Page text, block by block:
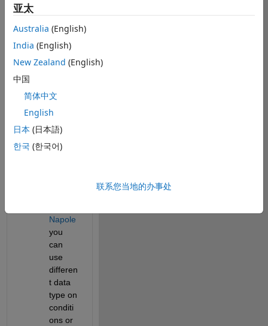
which I can
express custom
datatypes such
as bitsets,
structures for
requirements
table block?.
1 个评论
Ayush
Napole
you
can
use
differen
t data
type on
conditi
ons or
亚太
Australia (English)
India (English)
New Zealand (English)
中国
简体中文
English
日本 (日本語)
한국 (한국어)
联系您当地的办事处